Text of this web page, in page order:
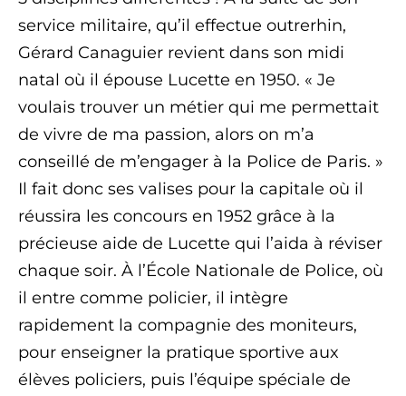
service militaire, qu’il effectue outrerhin,
Gérard Canaguier revient dans son midi
natal où il épouse Lucette en 1950. « Je
voulais trouver un métier qui me permettait
de vivre de ma passion, alors on m’a
conseillé de m’engager à la Police de Paris. »
Il fait donc ses valises pour la capitale où il
réussira les concours en 1952 grâce à la
précieuse aide de Lucette qui l’aida à réviser
chaque soir. À l’École Nationale de Police, où
il entre comme policier, il intègre
rapidement la compagnie des moniteurs,
pour enseigner la pratique sportive aux
élèves policiers, puis l’équipe spéciale de